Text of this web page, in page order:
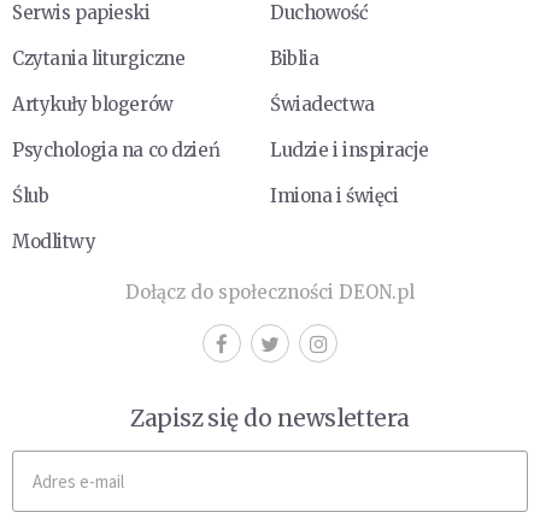
Serwis papieski
Duchowość
Czytania liturgiczne
Biblia
Artykuły blogerów
Świadectwa
Psychologia na co dzień
Ludzie i inspiracje
Ślub
Imiona i święci
Modlitwy
Dołącz do społeczności DEON.pl
Zapisz się do newslettera